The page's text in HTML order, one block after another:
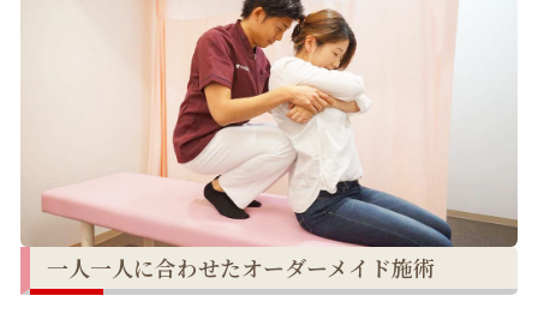
一人一人に合わせたオーダーメイド施術